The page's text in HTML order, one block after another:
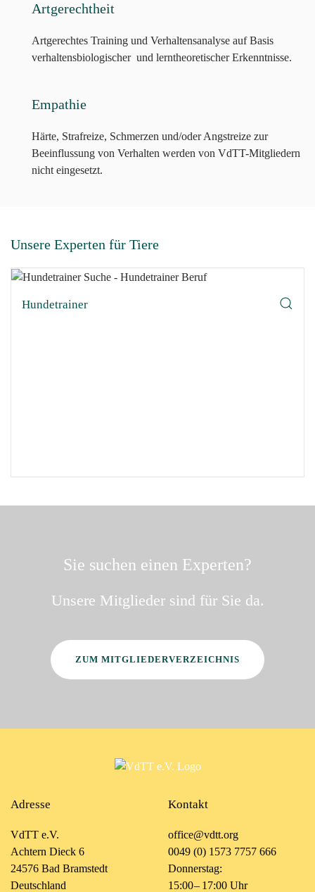
Artgerechtheit
Artgerechtes Training und Verhaltensanalyse auf Basis
verhaltensbiologischer und lerntheoretischer Erkenntnisse.
Empathie
Härte, Strafreize, Schmerzen und/oder Angstreize zur
Beeinflussung von Verhalten werden von VdTT-Mitgliedern
nicht eingesetzt.
Unsere Experten für Tiere
Hundetrainer
Sie suchen einen Experten?
Unsere Mitglieder sind für Sie da.
ZUM MITGLIEDERVERZEICHNIS
Adresse
VdTT e.V.
Achtern Dieck 6
24576 Bad Bramstedt
Deutschland
Kontakt
office@vdtt.org
0049 (0) 1573 7757 666
Donnerstag:
15:00 – 17:00 Uhr